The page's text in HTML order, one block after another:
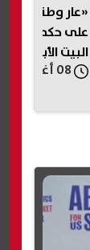
تحطم مروحية
إس-64»
شخصان..